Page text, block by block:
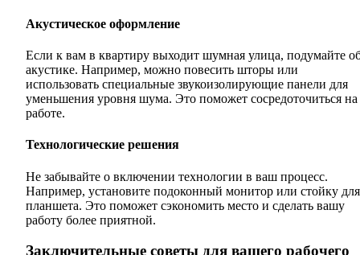
Акустическое оформление
Если к вам в квартиру выходит шумная улица, подумайте
акустике. Например, можно повесить шторы или
использовать специальные звукоизолирующие панели для
уменьшения уровня шума. Это поможет сосредоточиться на
работе.
Технологические решения
Не забывайте о включении технологии в ваш процесс.
Например, установите подоконный монитор или стойку для
планшета. Это поможет сэкономить место и сделать вашу
работу более приятной.
Заключительные советы для вашего рабочего